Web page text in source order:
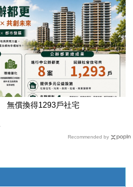
無償換得1293戶社宅
Recommended by